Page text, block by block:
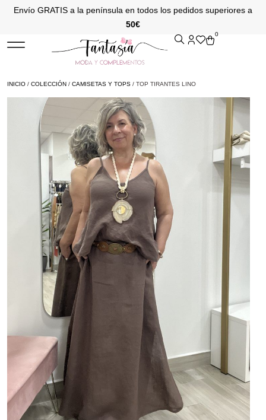
Envío GRATIS a la península en todos los pedidos superiores a
50€
0
INICIO / COLECCIÓN / CAMISETAS Y TOPS / TOP TIRANTES LINO